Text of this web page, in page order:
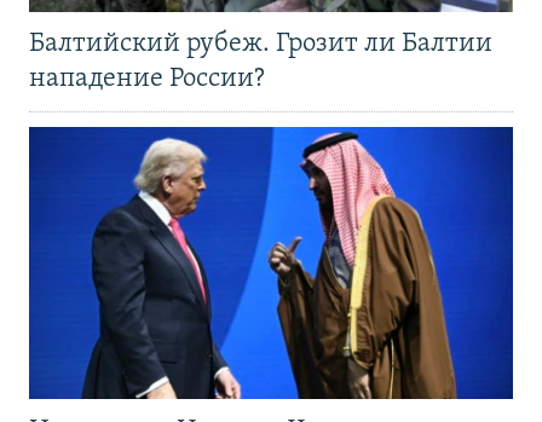
Балтийский рубеж. Грозит ли Балтии
нападение России?